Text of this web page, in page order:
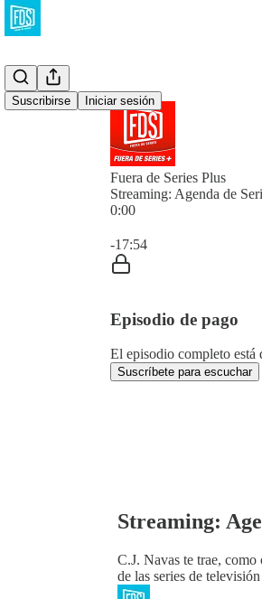
Suscribirse Iniciar sesión
Fuera de Series Plus
Streaming: Agenda de
0:00
-17:54
Episodio de pago
El episodio completo está
Suscríbete para escuchar
Streaming:
C.J. Navas te trae,
de las series de televisión